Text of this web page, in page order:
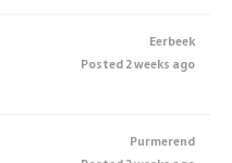
Eerbeek
Posted 2 weeks ago
Purmerend